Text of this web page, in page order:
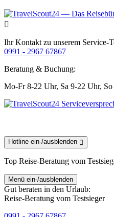
Ihr Kontakt zu unserem Service-
0991 - 2967 67867
Beratung & Buchung:
Mo-Fr 8-22 Uhr, Sa 9-22 Uhr,
Hotline ein-/ausblenden
Top Reise-Beratung vom
Menü ein-/ausblenden
Gut beraten in den Urlaub:
Reise-Beratung vom Testsieger